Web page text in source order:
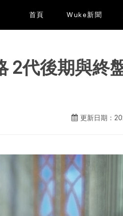
首頁 Wuke新聞
2代後期與終
更新日期：